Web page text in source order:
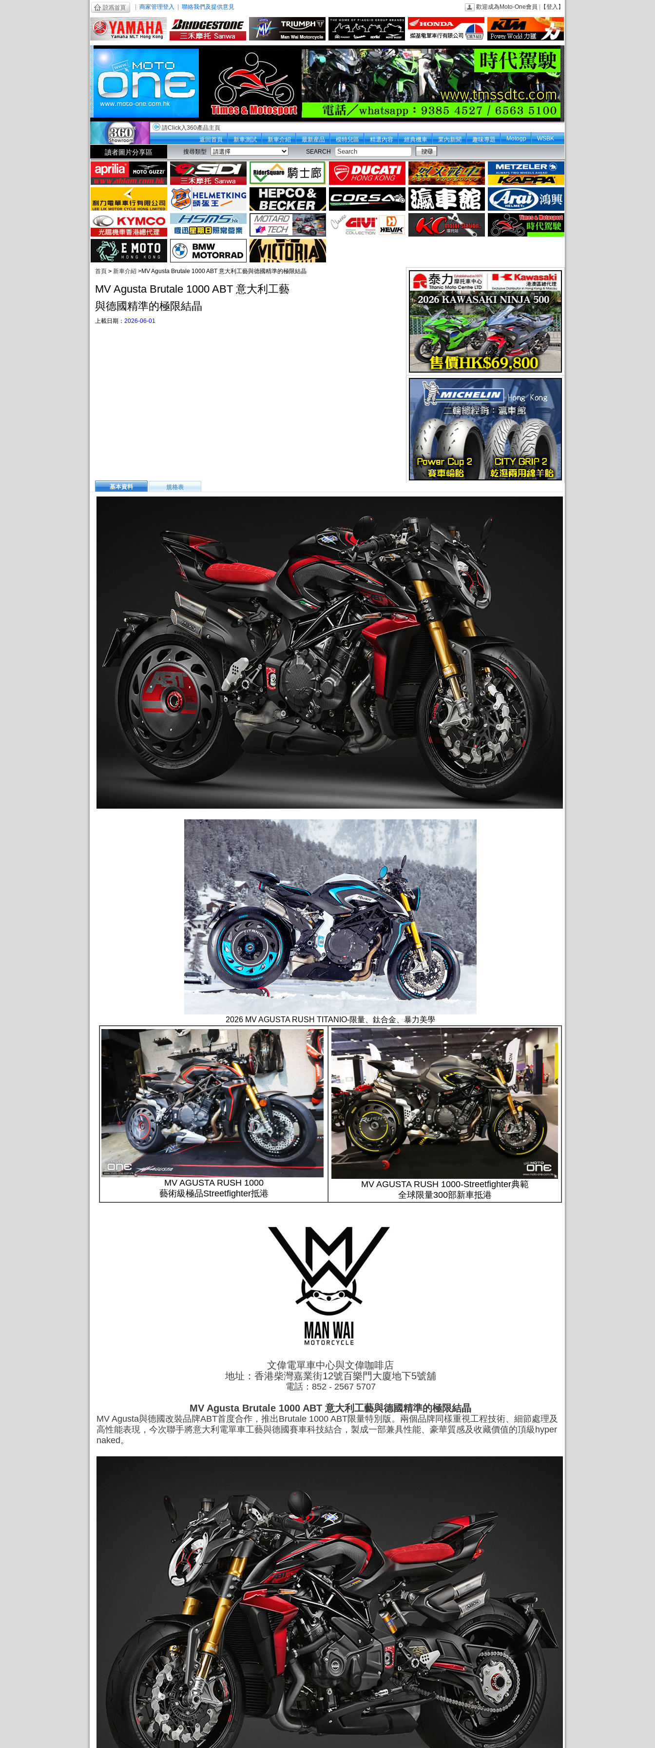
商家管理登入 聯絡我們及提供意見 歡迎成為Moto-One會員 【登入】
請Click入360產品主頁
返回首頁
新車測試 新車介紹 最新産品 模特兒區 精選內容 經典機車 業內新聞 趣味專題 Motogp WSBK
讀者圖片分享區 搜尋類型 SEARCH
首頁 > 新車介紹 >MV Agusta Brutale 1000 ABT 意大利工藝與德國精準的極限結晶
MV Agusta Brutale 1000 ABT 意大利工藝
與德國精準的極限結晶
上載日期： 2026-06-01
基本資料 規格表
2026 MV AGUSTA RUSH TITANIO-限量、鈦合金、暴力美學
MV AGUSTA RUSH 1000
藝術級極品Streetfighter抵港
MV AGUSTA RUSH 1000-Streetfighter典範
全球限量300部新車抵港
文偉電單車中心與文偉咖啡店
地址：香港柴灣嘉業街12號百樂門大廈地下5號舖
電話：852 - 2567 5707
MV Agusta Brutale 1000 ABT 意大利工藝與德國精準的極限結晶
MV Agusta與德國改裝品牌ABT首度合作，推出Brutale 1000 ABT限量特別版。兩個品牌同樣重視工程技術、細節處理及
高性能表現，今次聯手將意大利電單車工藝與德國賽車科技結合，製成一部兼具性能、豪華質感及收藏價值的頂級hyper
naked。